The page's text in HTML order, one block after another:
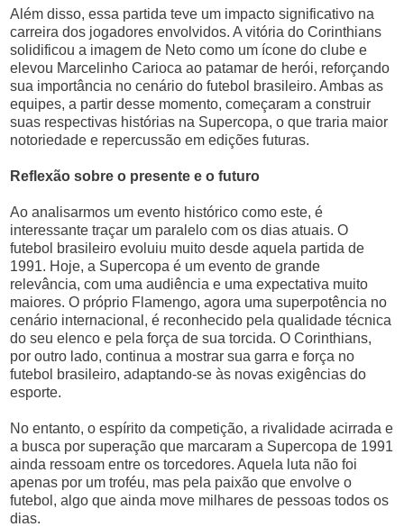
Além disso, essa partida teve um impacto significativo na
carreira dos jogadores envolvidos. A vitória do Corinthians
solidificou a imagem de Neto como um ícone do clube e
elevou Marcelinho Carioca ao patamar de herói, reforçando
sua importância no cenário do futebol brasileiro. Ambas as
equipes, a partir desse momento, começaram a construir
suas respectivas histórias na Supercopa, o que traria maior
notoriedade e repercussão em edições futuras.
Reflexão sobre o presente e o futuro
Ao analisarmos um evento histórico como este, é
interessante traçar um paralelo com os dias atuais. O
futebol brasileiro evoluiu muito desde aquela partida de
1991. Hoje, a Supercopa é um evento de grande
relevância, com uma audiência e uma expectativa muito
maiores. O próprio Flamengo, agora uma superpotência no
cenário internacional, é reconhecido pela qualidade técnica
do seu elenco e pela força de sua torcida. O Corinthians,
por outro lado, continua a mostrar sua garra e força no
futebol brasileiro, adaptando-se às novas exigências do
esporte.
No entanto, o espírito da competição, a rivalidade acirrada e
a busca por superação que marcaram a Supercopa de 1991
ainda ressoam entre os torcedores. Aquela luta não foi
apenas por um troféu, mas pela paixão que envolve o
futebol, algo que ainda move milhares de pessoas todos os
dias.